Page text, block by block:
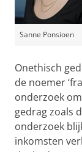
Sanne Ponsioen
Onethisch
de noemer
onderzoek
gedrag zoals
onderzoek
inkomsten